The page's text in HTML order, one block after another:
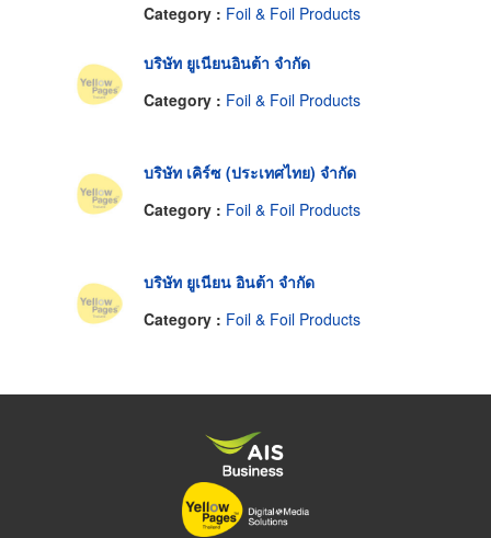
Category : Foil & Foil Products
บริษัท ยูเนียนอินต้า จำกัด
Category : Foil & Foil Products
บริษัท เคิร์ซ (ประเทศไทย) จำกัด
Category : Foil & Foil Products
บริษัท ยูเนียน อินต้า จำกัด
Category : Foil & Foil Products